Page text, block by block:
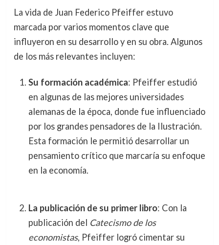
La vida de Juan Federico Pfeiffer estuvo
marcada por varios momentos clave que
influyeron en su desarrollo y en su obra. Algunos
de los más relevantes incluyen:
Su formación académica: Pfeiffer estudió
en algunas de las mejores universidades
alemanas de la época, donde fue influenciado
por los grandes pensadores de la Ilustración.
Esta formación le permitió desarrollar un
pensamiento crítico que marcaría su enfoque
en la economía.
La publicación de su primer libro: Con la
publicación del Catecismo de los
economistas, Pfeiffer logró cimentar su